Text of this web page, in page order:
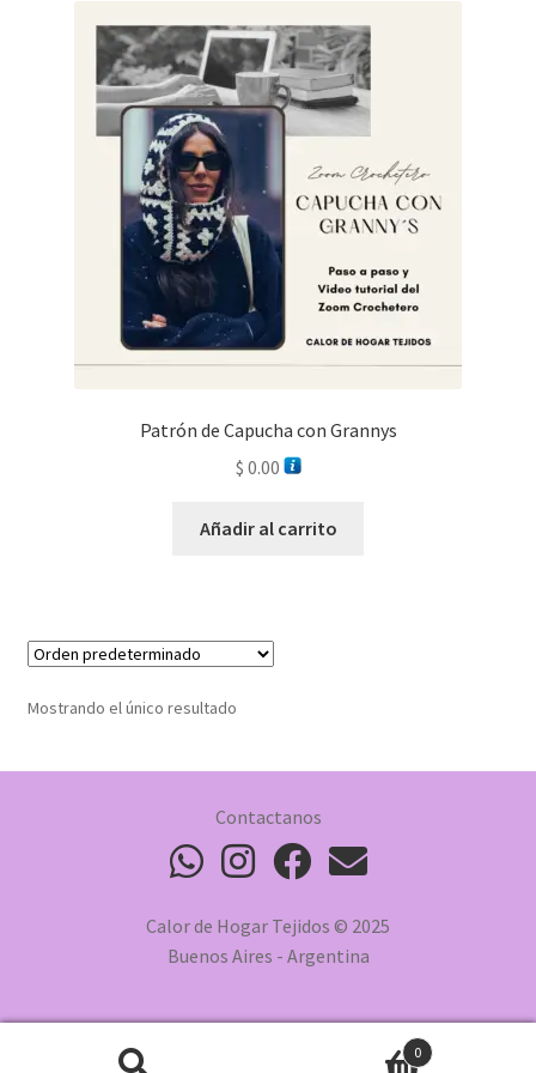
Patrón de Capucha con Grannys
$ 0.00
Añadir al carrito
Mostrando el único resultado
Contactanos
Calor de Hogar Tejidos © 2025
Buenos Aires - Argentina
0